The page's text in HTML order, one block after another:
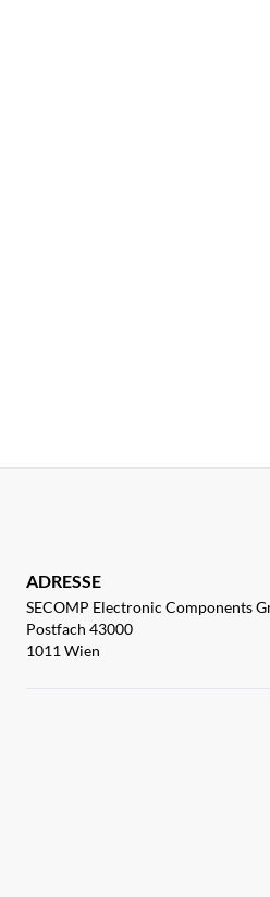
ADRESSE
SECOMP Electronic Components
Postfach 43000
1011 Wien